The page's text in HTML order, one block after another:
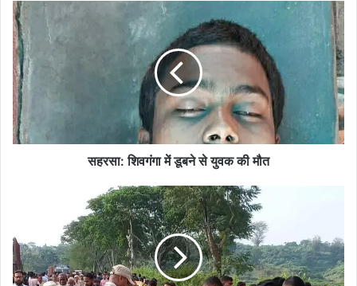
सहरसा:
शिवगंगा
में
डूबने
से
युवक
की
मौत
सहरसा: शिवगंगा में डूबने से युवक की मौत
ऑटो
में
भीषण